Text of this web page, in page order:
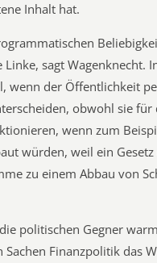
Inhalt hat.
sagt Wagenknecht.
wenn der Öffentlichkeit
obwohl sie für
wenn zum
würden, weil ein
zu einem Abbau von
politischen Gegner
Finanzpolitik das